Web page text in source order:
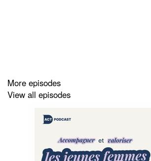
More episodes
View all episodes